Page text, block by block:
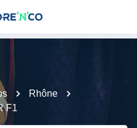
Rhône
F1